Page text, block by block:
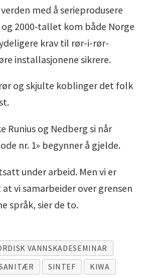
med å serieprodusere
og 2000-tallet kom både Norge
krav til rør-i-rør-
installasjonene sikrere.
og skjulte koblinger det folk
Runius og Nedberg si når
nr. 1» begynner å gjelde.
under arbeid. Men vi er
vi samarbeider over grensen
språk, sier de to.
VANNSKADESEMINAR
SINTEF KIWA